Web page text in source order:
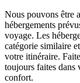
Nous pouvons être
hébergements
voyage. Les
catégorie similaire
votre itinéraire.
toujours faites dans
confort.